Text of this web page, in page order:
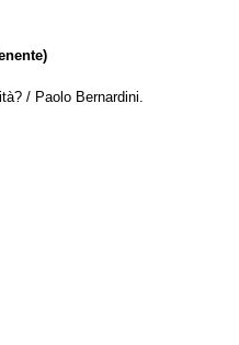
/ Paolo Bernardini.